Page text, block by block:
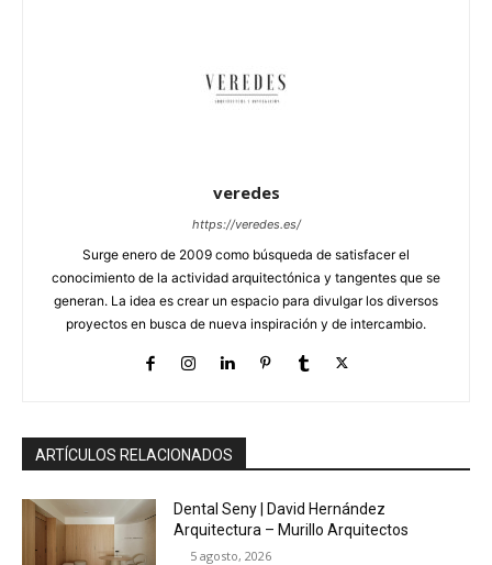
veredes
https://veredes.es/
Surge enero de 2009 como búsqueda de satisfacer el
conocimiento de la actividad arquitectónica y tangentes que se
generan. La idea es crear un espacio para divulgar los diversos
proyectos en busca de nueva inspiración y de intercambio.
ARTÍCULOS RELACIONADOS
Dental Seny | David Hernández
Arquitectura – Murillo Arquitectos
5 agosto, 2026